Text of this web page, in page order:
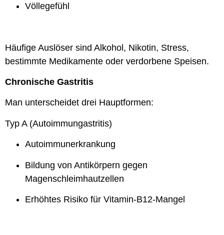
Völlegefühl
Häufige Auslöser sind Alkohol, Nikotin, Stress,
bestimmte Medikamente oder verdorbene Speisen.
Chronische Gastritis
Man unterscheidet drei Hauptformen:
Typ A (Autoimmungastritis)
Autoimmunerkrankung
Bildung von Antikörpern gegen
Magenschleimhautzellen
Erhöhtes Risiko für Vitamin-B12-Mangel